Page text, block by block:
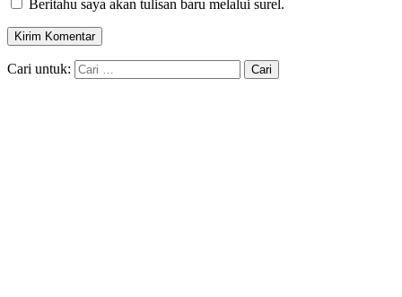
Beritahu saya akan tulisan baru melalui surel.
Cari untuk: